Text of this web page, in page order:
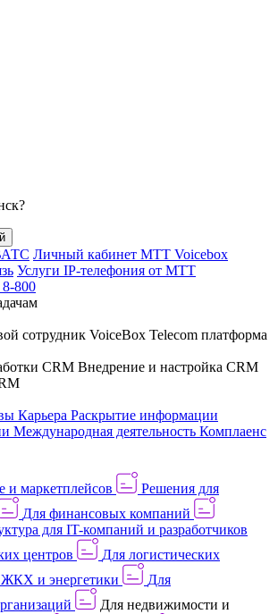
?
Личный кабинет МТТ Voicebox
Услуги IP-телефония от МТТ
800
сотрудник VoiceBox Telecom платформа
CRM Внедрение и настройка CRM
Карьера Раскрытие информации
Международная деятельность Комплаенс
и маркетплейсов
Решения для
Для финансовых компаний
для IT-компаний и разработчиков
центров
Для логистических
и энергетики
Для
Для недвижимости и